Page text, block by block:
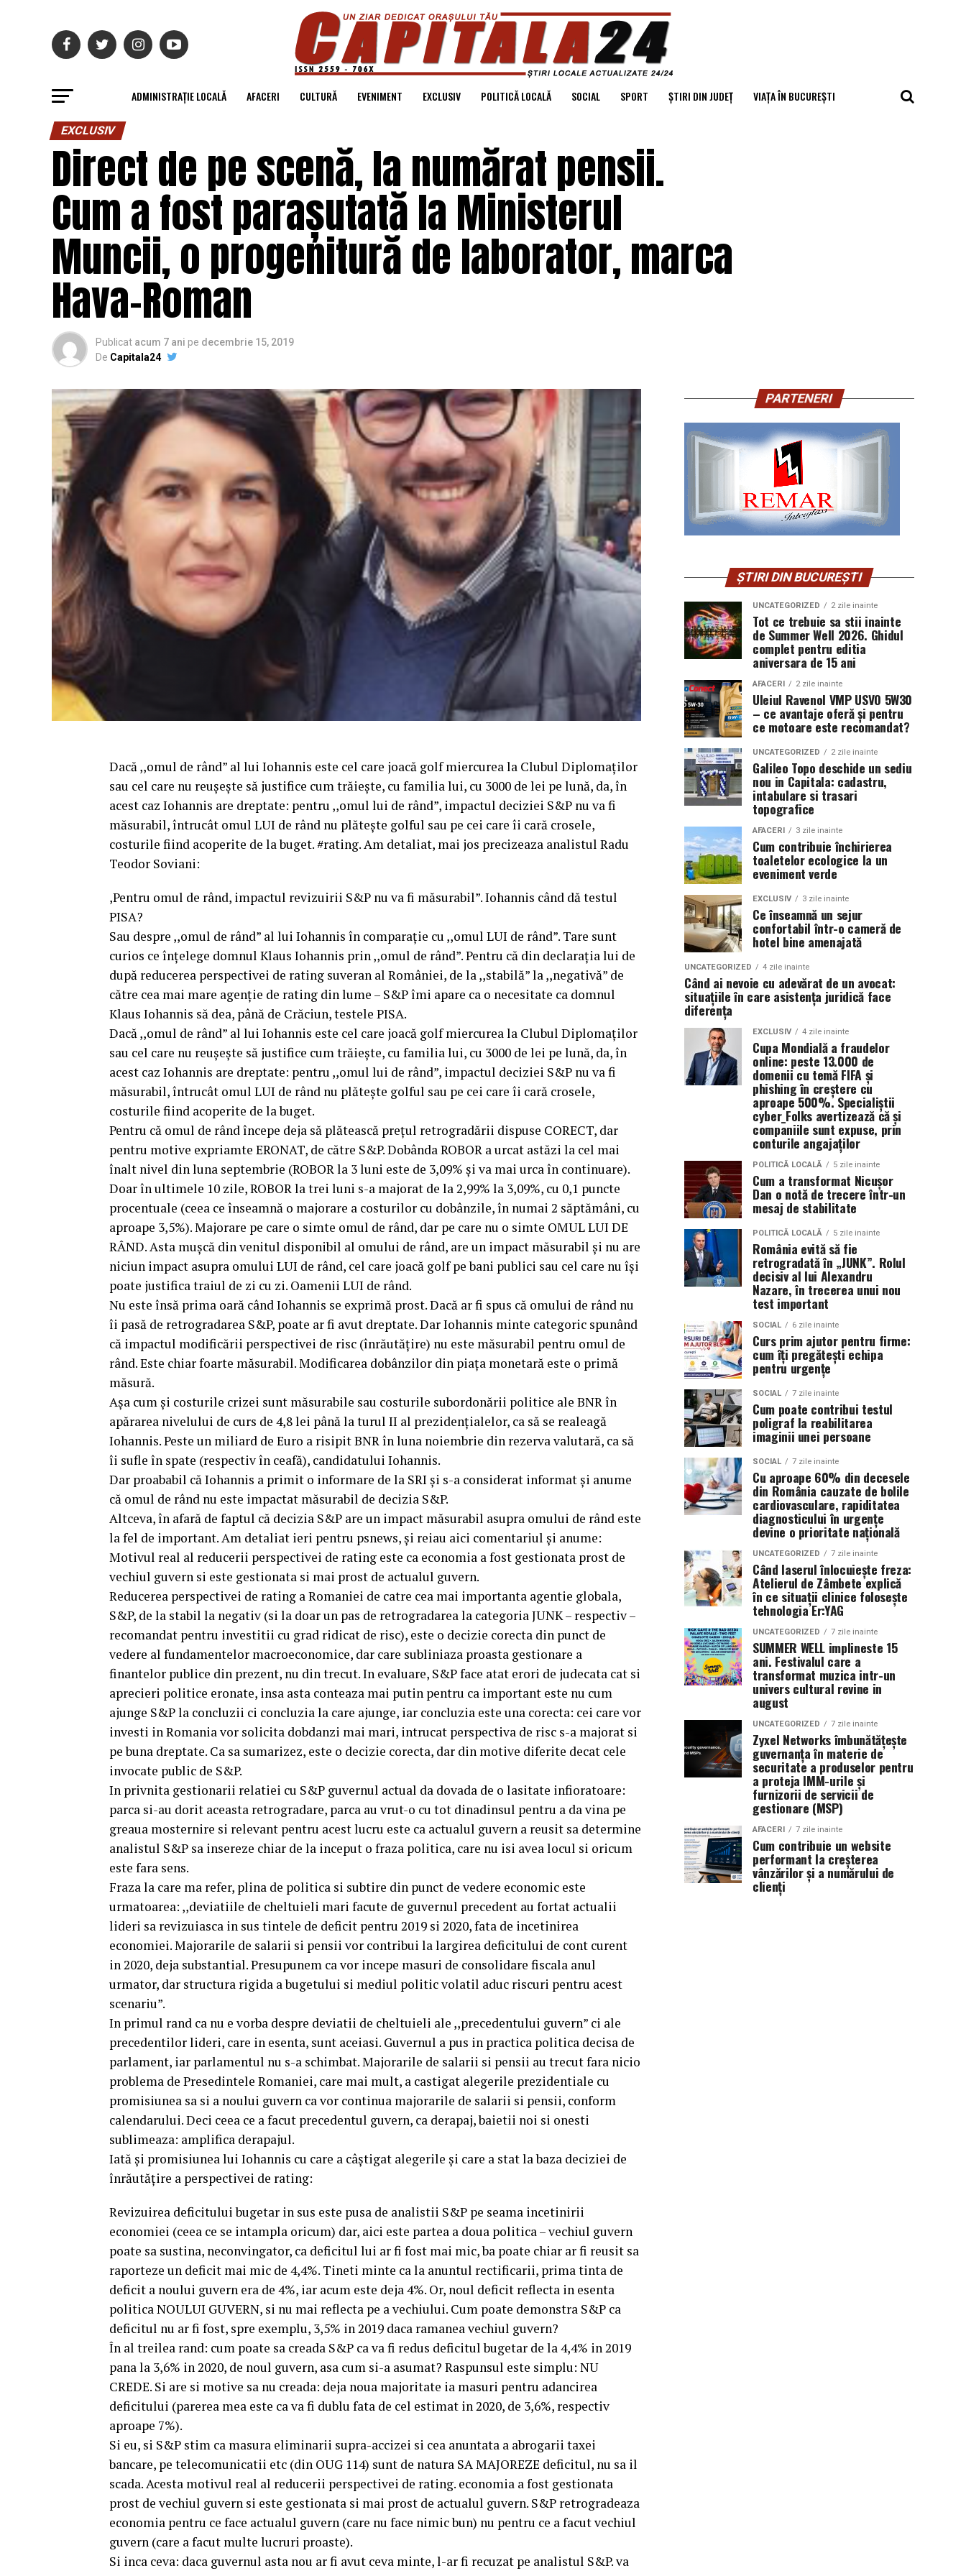
ADMINISTRAȚIE LOCALĂ AFACERI CULTURĂ EVENIMENT EXCLUSIV POLITICĂ LOCALĂ SOCIAL SPORT ȘTIRI DIN JUDEȚ VIAȚA ÎN BUCUREȘTI
EXCLUSIV
Direct de pe scenă, la numărat pensii.
Cum a fost parașutată la Ministerul
Muncii, o progenitură de laborator, marca
Hava-Roman
Publicat acum 7 ani pe decembrie 15, 2019
De Capitala24
Dacă ,,omul de rând” al lui Iohannis este cel care joacă golf miercurea la Clubul Diplomaților
sau cel care nu reușește să justifice cum trăiește, cu familia lui, cu 3000 de lei pe lună, da, în
acest caz Iohannis are dreptate: pentru ,,omul lui de rând”, impactul deciziei S&P nu va fi
măsurabil, întrucât omul LUI de rând nu plătește golful sau pe cei care îi cară crosele,
costurile fiind acoperite de la buget. #rating. Am detaliat, mai jos precizeaza analistul Radu
Teodor Soviani:
,Pentru omul de rând, impactul revizuirii S&P nu va fi măsurabil”. Iohannis când dă testul
PISA?
Sau despre ,,omul de rând” al lui Iohannis în comparație cu ,,omul LUI de rând”. Tare sunt
curios ce înțelege domnul Klaus Iohannis prin ,,omul de rând”. Pentru că din declarația lui de
după reducerea perspectivei de rating suveran al României, de la ,,stabilă” la ,,negativă” de
către cea mai mare agenție de rating din lume – S&P îmi apare ca o necesitate ca domnul
Klaus Iohannis să dea, până de Crăciun, testele PISA.
Dacă ,,omul de rând” al lui Iohannis este cel care joacă golf miercurea la Clubul Diplomaților
sau cel care nu reușește să justifice cum trăiește, cu familia lui, cu 3000 de lei pe lună, da, în
acest caz Iohannis are dreptate: pentru ,,omul lui de rând”, impactul deciziei S&P nu va fi
măsurabil, întrucât omul LUI de rând nu plătește golful sau pe cei care îi cară crosele,
costurile fiind acoperite de la buget.
Pentru că omul de rând începe deja să plătească prețul retrogradării dispuse CORECT, dar
pentru motive expriamte ERONAT, de către S&P. Dobânda ROBOR a urcat astăzi la cel mai
înalt nivel din luna septembrie (ROBOR la 3 luni este de 3,09% și va mai urca în continuare).
Doar în ultimele 10 zile, ROBOR la trei luni s-a majorat de la 2,99% la 3,09%, cu 0,1 puncte
procentuale (ceea ce înseamnă o majorare a costurilor cu dobânzile, în numai 2 săptămâni, cu
aproape 3,5%). Majorare pe care o simte omul de rând, dar pe care nu o simte OMUL LUI DE
RÂND. Asta mușcă din venitul disponibil al omului de rând, are un impact măsurabil și nu are
niciun impact asupra omului LUI de rând, cel care joacă golf pe bani publici sau cel care nu își
poate justifica traiul de zi cu zi. Oamenii LUI de rând.
Nu este însă prima oară când Iohannis se exprimă prost. Dacă ar fi spus că omului de rând nu
îi pasă de retrogradarea S&P, poate ar fi avut dreptate. Dar Iohannis minte categoric spunând
că impactul modificării perspectivei de risc (înrăutățire) nu este măsurabil pentru omul de
rând. Este chiar foarte măsurabil. Modificarea dobânzilor din piața monetară este o primă
măsură.
Așa cum și costurile crizei sunt măsurabile sau costurile subordonării politice ale BNR în
apărarea nivelului de curs de 4,8 lei până la turul II al prezidențialelor, ca să se realeagă
Iohannis. Peste un miliard de Euro a risipit BNR în luna noiembrie din rezerva valutară, ca să
îi sufle în spate (respectiv în ceafă), candidatului Iohannis.
Dar proababil că Iohannis a primit o informare de la SRI și s-a considerat informat și anume
că omul de rând nu este impactat măsurabil de decizia S&P.
Altceva, în afară de faptul că decizia S&P are un impact măsurabil asupra omului de rând este
la fel de important. Am detaliat ieri pentru psnews, și reiau aici comentariul și anume:
Motivul real al reducerii perspectivei de rating este ca economia a fost gestionata prost de
vechiul guvern si este gestionata si mai prost de actualul guvern.
Reducerea perspectivei de rating a Romaniei de catre cea mai importanta agentie globala,
S&P, de la stabil la negativ (si la doar un pas de retrogradarea la categoria JUNK – respectiv –
recomandat pentru investitii cu grad ridicat de risc), este o decizie corecta din punct de
vedere al fundamentelor macroeconomice, dar care subliniaza proasta gestionare a
finantelor publice din prezent, nu din trecut. In evaluare, S&P face atat erori de judecata cat si
aprecieri politice eronate, insa asta conteaza mai putin pentru ca important este nu cum
ajunge S&P la concluzii ci concluzia la care ajunge, iar concluzia este una corecta: cei care vor
investi in Romania vor solicita dobdanzi mai mari, intrucat perspectiva de risc s-a majorat si
pe buna dreptate. Ca sa sumarizez, este o decizie corecta, dar din motive diferite decat cele
invocate public de S&P.
In privnita gestionarii relatiei cu S&P guvernul actual da dovada de o lasitate infioratoare:
parca si-au dorit aceasta retrogradare, parca au vrut-o cu tot dinadinsul pentru a da vina pe
greaua mosternire si relevant pentru acest lucru este ca actualul guvern a reusit sa determine
analistul S&P sa insereze chiar de la inceput o fraza politica, care nu isi avea locul si oricum
este fara sens.
Fraza la care ma refer, plina de politica si subtire din punct de vedere economic este
urmatoarea: ,,deviatiile de cheltuieli mari facute de guvernul precedent au fortat actualii
lideri sa revizuiasca in sus tintele de deficit pentru 2019 si 2020, fata de incetinirea
economiei. Majorarile de salarii si pensii vor contribui la largirea deficitului de cont curent
in 2020, deja substantial. Presupunem ca vor incepe masuri de consolidare fiscala anul
urmator, dar structura rigida a bugetului si mediul politic volatil aduc riscuri pentru acest
scenariu”.
In primul rand ca nu e vorba despre deviatii de cheltuieli ale ,,precedentului guvern” ci ale
precedentilor lideri, care in esenta, sunt aceiasi. Guvernul a pus in practica politica decisa de
parlament, iar parlamentul nu s-a schimbat. Majorarile de salarii si pensii au trecut fara nicio
problema de Presedintele Romaniei, care mai mult, a castigat alegerile prezidentiale cu
promisiunea sa si a noului guvern ca vor continua majorarile de salarii si pensii, conform
calendarului. Deci ceea ce a facut precedentul guvern, ca derapaj, baietii noi si onesti
sublimeaza: amplifica derapajul.
Iată și promisiunea lui Iohannis cu care a câștigat alegerile și care a stat la baza deciziei de
înrăutățire a perspectivei de rating:
Revizuirea deficitului bugetar in sus este pusa de analistii S&P pe seama incetinirii
economiei (ceea ce se intampla oricum) dar, aici este partea a doua politica – vechiul guvern
poate sa sustina, neconvingator, ca deficitul lui ar fi fost mai mic, ba poate chiar ar fi reusit sa
raporteze un deficit mai mic de 4,4%. Tineti minte ca la anuntul rectificarii, prima tinta de
deficit a noului guvern era de 4%, iar acum este deja 4%. Or, noul deficit reflecta in esenta
politica NOULUI GUVERN, si nu mai reflecta pe a vechiului. Cum poate demonstra S&P ca
deficitul nu ar fi fost, spre exemplu, 3,5% in 2019 daca ramanea vechiul guvern?
În al treilea rand: cum poate sa creada S&P ca va fi redus deficitul bugetar de la 4,4% in 2019
pana la 3,6% in 2020, de noul guvern, asa cum si-a asumat? Raspunsul este simplu: NU
CREDE. Si are si motive sa nu creada: deja noua majoritate ia masuri pentru adancirea
deficitului (parerea mea este ca va fi dublu fata de cel estimat in 2020, de 3,6%, respectiv
aproape 7%).
Si eu, si S&P stim ca masura eliminarii supra-accizei si cea anuntata a abrogarii taxei
bancare, pe telecomunicatii etc (din OUG 114) sunt de natura SA MAJOREZE deficitul, nu sa il
scada. Acesta motivul real al reducerii perspectivei de rating. economia a fost gestionata
prost de vechiul guvern si este gestionata si mai prost de actualul guvern. S&P retrogradeaza
economia pentru ce face actualul guvern (care nu face nimic bun) nu pentru ce a facut vechiul
guvern (care a facut multe lucruri proaste).
Si inca ceva: daca guvernul asta nou ar fi avut ceva minte, l-ar fi recuzat pe analistul S&P. va
PARTENERI
ȘTIRI DIN BUCUREȘTI
UNCATEGORIZED 2 zile inainte
Tot ce trebuie sa stii inainte
de Summer Well 2026. Ghidul
complet pentru editia
aniversara de 15 ani
AFACERI 2 zile inainte
Uleiul Ravenol VMP USVO 5W30
– ce avantaje oferă și pentru
ce motoare este recomandat?
UNCATEGORIZED 2 zile inainte
Galileo Topo deschide un sediu
nou in Capitala: cadastru,
intabulare si trasari
topografice
AFACERI 3 zile inainte
Cum contribuie închirierea
toaletelor ecologice la un
eveniment verde
EXCLUSIV 3 zile inainte
Ce înseamnă un sejur
confortabil într-o cameră de
hotel bine amenajată
UNCATEGORIZED 4 zile inainte
Când ai nevoie cu adevărat de un avocat:
situațiile în care asistența juridică face
diferența
EXCLUSIV 4 zile inainte
Cupa Mondială a fraudelor
online: peste 13.000 de
domenii cu temă FIFA și
phishing în creștere cu
aproape 500%. Specialiștii
cyber_Folks avertizează că și
companiile sunt expuse, prin
conturile angajaților
POLITICĂ LOCALĂ 5 zile inainte
Cum a transformat Nicușor
Dan o notă de trecere într-un
mesaj de stabilitate
POLITICĂ LOCALĂ 5 zile inainte
România evită să fie
retrogradată în „JUNK”. Rolul
decisiv al lui Alexandru
Nazare, în trecerea unui nou
test important
SOCIAL 6 zile inainte
Curs prim ajutor pentru firme:
cum îți pregătești echipa
pentru urgențe
SOCIAL 7 zile inainte
Cum poate contribui testul
poligraf la reabilitarea
imaginii unei persoane
SOCIAL 7 zile inainte
Cu aproape 60% din decesele
din România cauzate de bolile
cardiovasculare, rapiditatea
diagnosticului în urgențe
devine o prioritate națională
UNCATEGORIZED 7 zile inainte
Când laserul înlocuiește freza:
Atelierul de Zâmbete explică
în ce situații clinice folosește
tehnologia Er:YAG
UNCATEGORIZED 7 zile inainte
SUMMER WELL implineste 15
ani. Festivalul care a
transformat muzica intr-un
univers cultural revine in
august
UNCATEGORIZED 7 zile inainte
Zyxel Networks îmbunătățește
guvernanța în materie de
securitate a produselor pentru
a proteja IMM-urile și
furnizorii de servicii de
gestionare (MSP)
AFACERI 7 zile inainte
Cum contribuie un website
performant la creșterea
vânzărilor și a numărului de
clienți